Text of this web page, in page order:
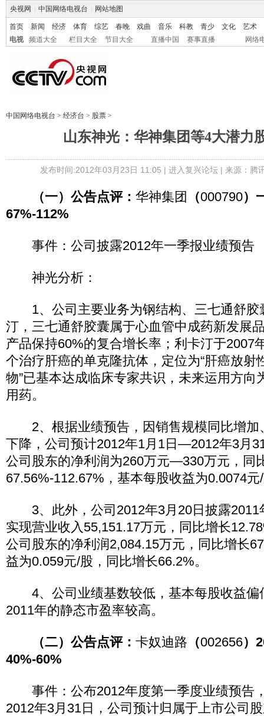
央视网 中国网络电视台 网站地图
首页 新闻 经济 体育 综艺 春晚 戏曲 音乐 科教 青少 文化
艺术
电视
频道大全 栏目大全 节目大全 直播中国 赛事直播 网络
中国网络电视台 > 经济台 > 股票 >
山东神光：华神集团等4大潜力
发布时间:2012年03月23日 11:05 | 进入复兴论坛| 来源：腾
（一）公告点评： 华神集团 （000790）
67%-112%
事件：公司披露2012年一季报业绩预告
神光分析：
1、公司主要业务为钢结构、三七通舒胶
汀，三七通舒胶囊属于心血管中成药新发展
产品保持60%的复合增长率；利卡汀于2007
个治疗肝癌的单克隆抗体，定位为“肝癌放射
物”已基本达成临床专家共识，未来运用方向
用药。
2、根据业绩预告，因销售规模同比增加
下降，公司预计2012年1月1日—2012年3月
公司股东的净利润为260万元—330万元，同
67.56%-112.67%，基本每股收益为0.0074
3、此外，公司2012年3月20日披露2011
实现营业收入55,151.17万元，同比增长
公司股东的净利润2,084.15万元，同比增长
益为0.059元/股，同比增长66.2%。
4、公司业绩基数较低，基本每股收益偏
2011年的静态市盈率较高。
（二）公告点评： 卡奴迪路 （002656）
40%-60%
事件：公布2012年度第一季度业绩预告
2012年3月31日，公司预计归属于上市公司